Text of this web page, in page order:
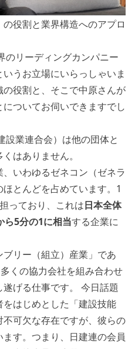
役割と業界構造へのアプロ
のリーディングカンパニー
うお立場にいらっしゃいま
役割と、そこで中原さんが
ついてお伺いできますでし
設業連合会）は他の団体と
はありません。
いわゆるゼネコン（ゼネラ
とんどを占めています。1
っており、これは日本全体
ら5分の1に相当する企業に
リー（組立）産業」であ
くの協力会社を組み合わせ
げる仕事です。 今日話題
はじめとした「建設技能
可欠な存在ですが、彼らの
す。つまり、日建連の会員